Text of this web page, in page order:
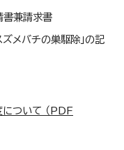
書兼請求書
メバチの巣駆除」の記
ついて （PDF